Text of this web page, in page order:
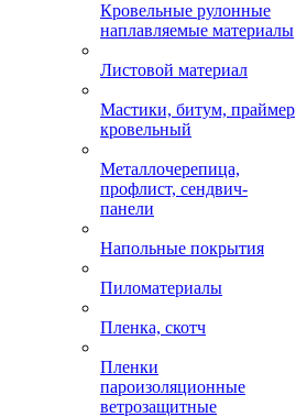
Кровельные рулонные
наплавляемые материалы
Листовой материал
Мастики, битум, праймер
кровельный
Металлочерепица,
профлист, сендвич-
панели
Напольные покрытия
Пиломатериалы
Пленка, скотч
Пленки
пароизоляционные
ветрозащитные